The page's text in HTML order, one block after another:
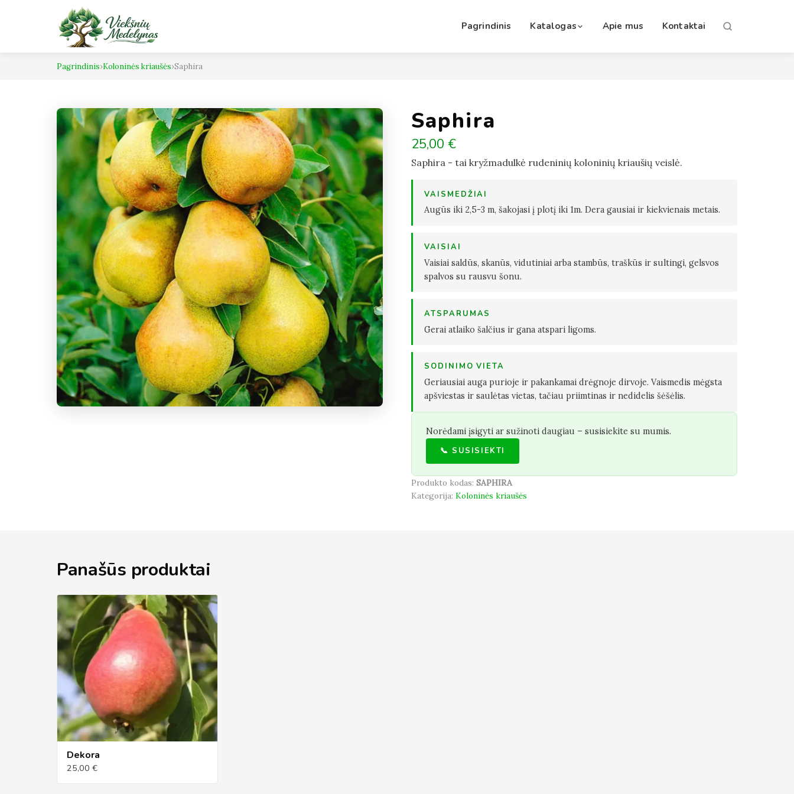
Pagrindinis Katalogas Apie mus Kontaktai
Pagrindinis›Koloninės kriaušės›Saphira
Saphira
25,00 €
Saphira - tai kryžmadulkė rudeninių koloninių kriaušių veislė.
VAISMEDŽIAI
Augūs iki 2,5-3 m, šakojasi į plotį iki 1m. Dera gausiai ir kiekvienais metais.
VAISIAI
Vaisiai saldūs, skanūs, vidutiniai arba stambūs, traškūs ir sultingi, gelsvos
spalvos su rausvu šonu.
ATSPARUMAS
Gerai atlaiko šalčius ir gana atspari ligoms.
SODINIMO VIETA
Geriausiai auga purioje ir pakankamai drėgnoje dirvoje. Vaismedis mėgsta
apšviestas ir saulėtas vietas, tačiau priimtinas ir nedidelis šėšėlis.
Norėdami įsigyti ar sužinoti daugiau – susisiekite su mumis.
📞 SUSISIEKTI
Produkto kodas: SAPHIRA
Kategorija: Koloninės kriaušės
Panašūs produktai
Dekora
25,00 €